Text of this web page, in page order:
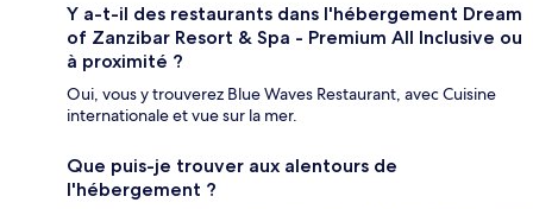
Y a-t-il des restaurants dans l'hébergement Dream
of Zanzibar Resort & Spa - Premium All Inclusive ou
à proximité ?
Oui, vous y trouverez Blue Waves Restaurant, avec Cuisine
internationale et vue sur la mer.
Que puis-je trouver aux alentours de
l'hébergement ?